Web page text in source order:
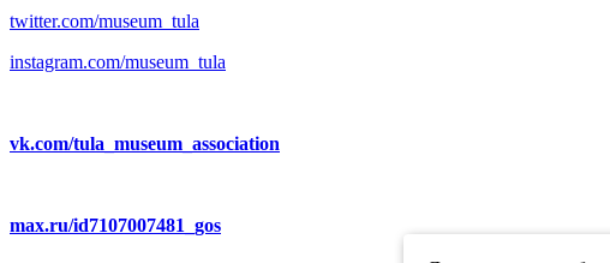
twitter.com/museum_tula
instagram.com/museum_tula
vk.com/tula_museum_association
max.ru/id7107007481_gos